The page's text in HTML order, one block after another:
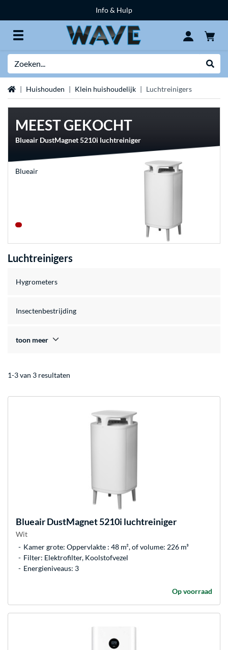
Info & Hulp
Home Huishouden Klein huishoudelijk Luchtreinigers
MEEST GEKOCHT
Blueair DustMagnet 5210i luchtreiniger
Blueair
Luchtreinigers
Hygrometers
Insectenbestrijding
toon meer
1-3 van 3 resultaten
BlueairDustMagnet 5210i luchtreiniger
Wit
Kamer grote: Oppervlakte : 48 m², of volume: 226 m³
Filter: Elektrofilter, Koolstofvezel
Energieniveaus: 3
Op voorraad